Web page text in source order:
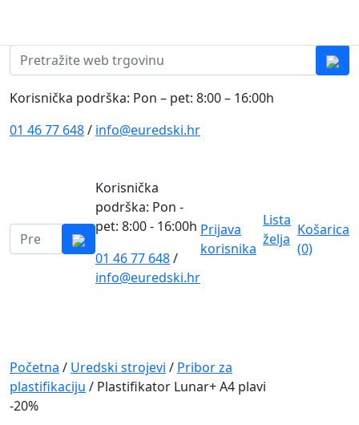
Pretraži:
Korisnička podrška: Pon – pet: 8:00 – 16:00h
01 46 77 648/ info@euredski.hr
Pretraži:
Korisnička
podrška: Pon -
pet: 8:00 - 16:00h
01 46 77 648/
info@euredski.hr
Prijava
korisnika
Lista
želja
Košarica
(0)
Navigation
Početna / Uredski strojevi / Pribor za
plastifikaciju / Plastifikator Lunar+ A4 plavi
-20%